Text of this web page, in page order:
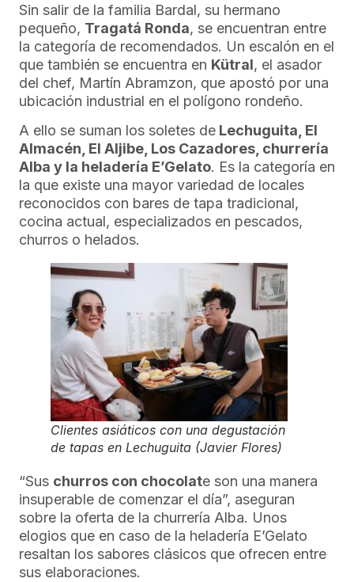
Sin salir de la familia Bardal, su hermano
pequeño, Tragatá Ronda, se encuentran entre
la categoría de recomendados. Un escalón en el
que también se encuentra en Kütral, el asador
del chef, Martín Abramzon, que apostó por una
ubicación industrial en el polígono rondeño.
A ello se suman los soletes de Lechuguita, El
Almacén, El Aljibe, Los Cazadores, churrería
Alba y la heladería E’Gelato. Es la categoría en
la que existe una mayor variedad de locales
reconocidos con bares de tapa tradicional,
cocina actual, especializados en pescados,
churros o helados.
Clientes asiáticos con una degustación
de tapas en Lechuguita (Javier Flores)
“Sus churros con chocolate son una manera
insuperable de comenzar el día”, aseguran
sobre la oferta de la churrería Alba. Unos
elogios que en caso de la heladería E’Gelato
resaltan los sabores clásicos que ofrecen entre
sus elaboraciones.